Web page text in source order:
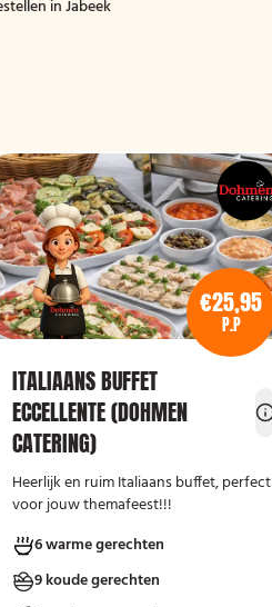
in Jabeek
€25,95
P.P
ITALIAANS BUFFET
ECCELLENTE (DOHMEN
CATERING)
Heerlijk en ruim Italiaans buffet, perfect
voor jouw themafeest!!!
6 warme gerechten
9 koude gerechten